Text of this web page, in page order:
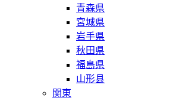
青森県
宮城県
岩手県
秋田県
福島県
山形县
関東